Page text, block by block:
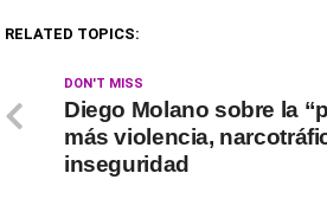
RELATED TOPICS:
DON'T MISS
Diego Molano sobre la
más violencia,
inseguridad